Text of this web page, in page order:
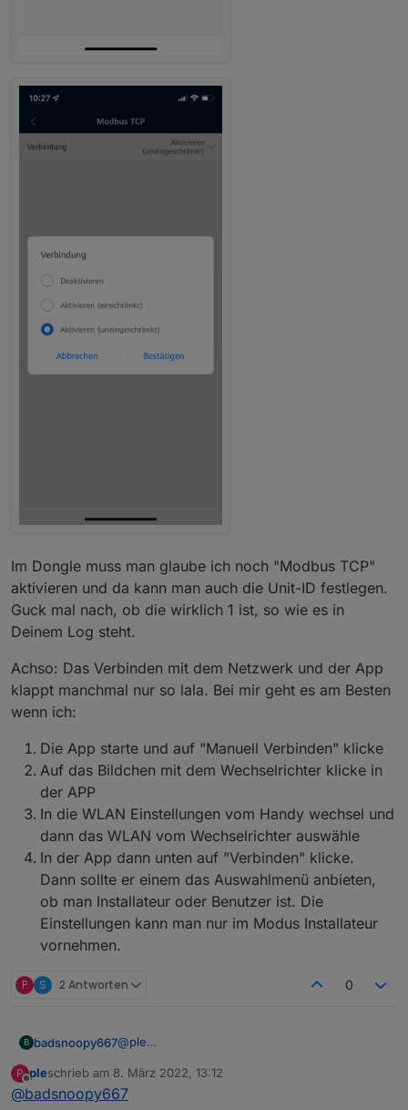
Im Dongle muss man glaube ich noch "Modbus TCP"
aktivieren und da kann man auch die Unit-ID festlegen.
Guck mal nach, ob die wirklich 1 ist, so wie es in
Deinem Log steht.
Achso: Das Verbinden mit dem Netzwerk und der App
klappt manchmal nur so lala. Bei mir geht es am Besten
wenn ich:
Die App starte und auf "Manuell Verbinden" klicke
Auf das Bildchen mit dem Wechselrichter klicke in
der APP
In die WLAN Einstellungen vom Handy wechsel und
dann das WLAN vom Wechselrichter auswähle
In der App dann unten auf "Verbinden" klicke.
Dann sollte er einem das Auswahlmenü anbieten,
ob man Installateur oder Benutzer ist. Die
Einstellungen kann man nur im Modus Installateur
vornehmen.
P S 2 Antworten 0
B badsnoopy667@ple
App benutzen,NICHT
Das sind zwei verschiedene Apps!
Mein Wechselrichter hat sich leider
abgeschossen (Hardware Defekt), deshalb
P
Offline
pleschrieb am 8. März 2022, 13:12
zuletzt editiert von
@badsnoopy667